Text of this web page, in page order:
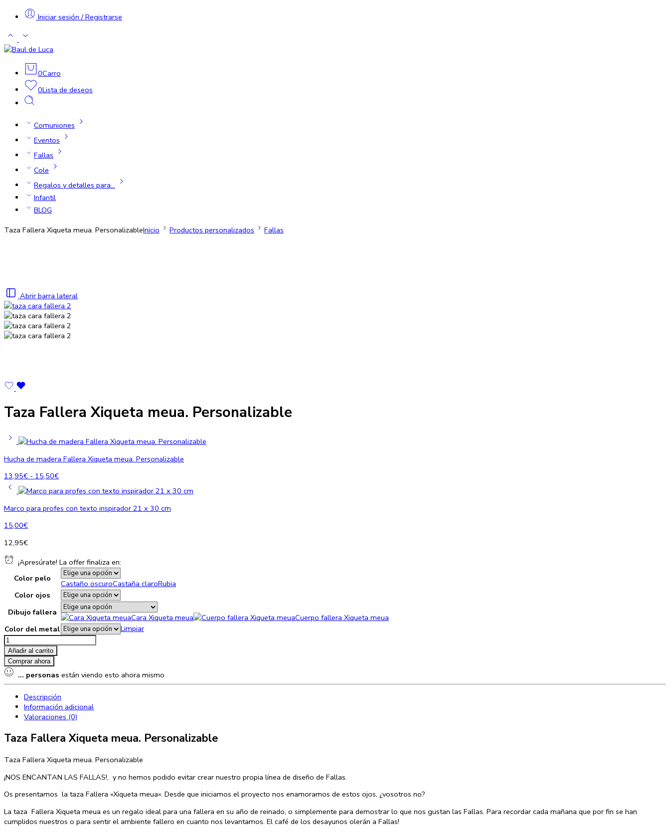
Iniciar sesión / Registrarse
0Carro
0Lista de deseos
Comuniones
Eventos
Fallas
Cole
Regalos y detalles para…
Infantil
BLOG
Taza Fallera Xiqueta meua. PersonalizableInicio Productos personalizados Fallas
Abrir barra lateral
Taza Fallera Xiqueta meua. Personalizable
Hucha de madera Fallera Xiqueta meua. Personalizable
13,95€ - 15,50€Rango
precios:
desde
Marco para profes con texto inspirador 21 x 30 cm
15,00€
12,95€
¡Apresúrate! La offer finaliza en:
Color pelo
Castaño oscuroCastaña claroRubia
Color ojos
Dibujo fallera
Cara Xiqueta meua
Cuerpo fallera Xiqueta meua
Color del metal
Limpiar
Taza
Fallera
Xiqueta
meua.
Personalizable
Añadir al carrito
Comprar ahora
... personas están viendo esto ahora mismo
Descripción
Información adicional
Valoraciones (0)
Taza Fallera Xiqueta meua. Personalizable
Taza Fallera Xiqueta meua. Personalizable
¡NOS ENCANTAN LAS FALLAS!, y no hemos podido evitar crear nuestro propia línea de diseño de Fallas.
Os presentamos la taza Fallera «Xiqueta meua». Desde que iniciamos el proyecto nos enamoramos de estos ojos, ¿vosotros no?
La taza Fallera Xiqueta meua es un regalo ideal para una fallera en su año de reinado, o simplemente para demostrar lo que nos gustan las Fallas. Para recordar cada mañana que por fin se han
cumplidos nuestros o para sentir el ambiente fallero en cuanto nos levantamos. El café de los desayunos olerán a Fallas!